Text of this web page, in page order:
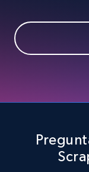
filters
Video length,